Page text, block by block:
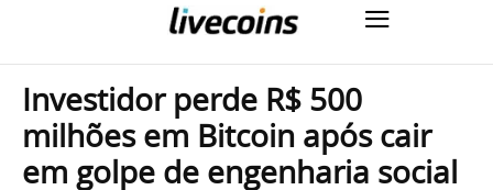
Investidor perde R$ 500
milhões em Bitcoin após cair
em golpe de engenharia social